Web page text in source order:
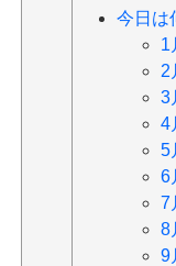
今日は
1
2
3
4
5
6
7
8
9